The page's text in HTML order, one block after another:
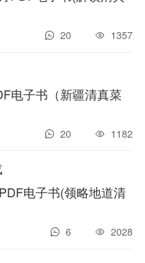
1357
20
电子书（新疆清真菜
1182
20
电子书(领略地道清
2028
6